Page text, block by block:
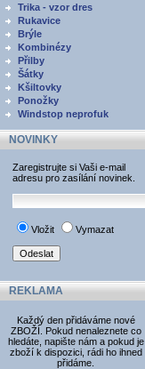
Trika - vzor dres
Rukavice
Brýle
Kombinézy
Přilby
Šátky
Kšiltovky
Ponožky
Windstop neprofuk
NOVINKY
Zaregistrujte si Vaši e-mail
adresu pro zasílání novinek.
Vložit Vymazat
REKLAMA
Každý den přidáváme nové
ZBOŽÍ. Pokud nenaleznete co
hledáte, napište nám a pokud je
zboží k dispozici, rádi ho ihned
přidáme.